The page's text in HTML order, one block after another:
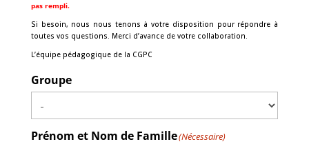
pas rempli.
Si besoin, nous nous tenons à votre disposition pour répondre à
toutes vos questions. Merci d’avance de votre collaboration.
L’équipe pédagogique de la CGPC
Groupe
Prénom et Nom de Famille(Nécessaire)